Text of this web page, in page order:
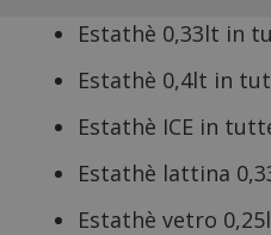
Estathè 0,33lt in
Estathè 0,4lt in
Estathè ICE in
Estathè lattina
Estathè vetro